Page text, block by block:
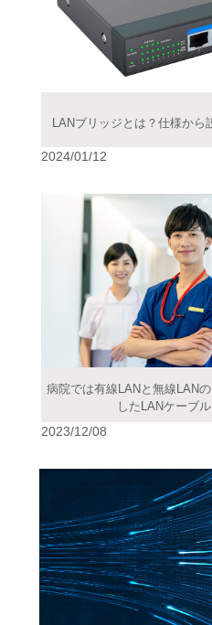
LANブリッジとは？仕様から
2024/01/12
病院では有線LANと無線LAN
したLANケーブ
2023/12/08